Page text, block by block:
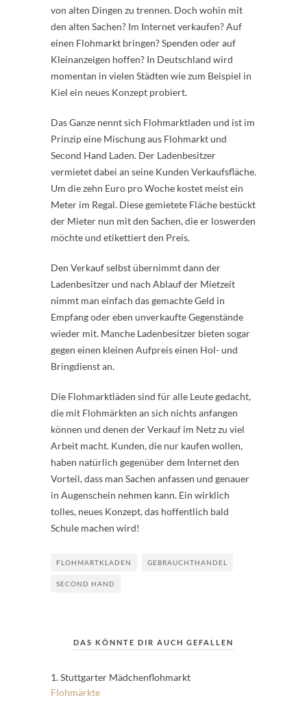
von alten Dingen zu trennen. Doch wohin mit
den alten Sachen? Im Internet verkaufen? Auf
einen Flohmarkt bringen? Spenden oder auf
Kleinanzeigen hoffen? In Deutschland wird
momentan in vielen Städten wie zum Beispiel in
Kiel ein neues Konzept probiert.
Das Ganze nennt sich Flohmarktladen und ist im
Prinzip eine Mischung aus Flohmarkt und
Second Hand Laden. Der Ladenbesitzer
vermietet dabei an seine Kunden Verkaufsfläche.
Um die zehn Euro pro Woche kostet meist ein
Meter im Regal. Diese gemietete Fläche bestückt
der Mieter nun mit den Sachen, die er loswerden
möchte und etikettiert den Preis.
Den Verkauf selbst übernimmt dann der
Ladenbesitzer und nach Ablauf der Mietzeit
nimmt man einfach das gemachte Geld in
Empfang oder eben unverkaufte Gegenstände
wieder mit. Manche Ladenbesitzer bieten sogar
gegen einen kleinen Aufpreis einen Hol- und
Bringdienst an.
Die Flohmarktläden sind für alle Leute gedacht,
die mit Flohmärkten an sich nichts anfangen
können und denen der Verkauf im Netz zu viel
Arbeit macht. Kunden, die nur kaufen wollen,
haben natürlich gegenüber dem Internet den
Vorteil, dass man Sachen anfassen und genauer
in Augenschein nehmen kann. Ein wirklich
tolles, neues Konzept, das hoffentlich bald
Schule machen wird!
FLOHMARTKLADEN GEBRAUCHTHANDEL
SECOND HAND
DAS KÖNNTE DIR AUCH GEFALLEN
1. Stuttgarter Mädchenflohmarkt
Flohmärkte